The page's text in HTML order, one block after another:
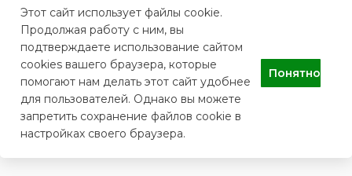
Жукова, 4/1
ufa.p43@doctorrb.ru
ГБУЗ РБ Поликлиника №43 г. Уфа
Этот сайт использует файлы cookie.
Продолжая работу с ним, вы
подтверждаете использование сайтом
cookies вашего браузера, которые
помогают нам делать этот сайт удобнее
для пользователей. Однако вы можете
запретить сохранение файлов cookie в
настройках своего браузера.
Понятно